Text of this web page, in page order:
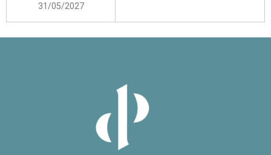
31/05/2027